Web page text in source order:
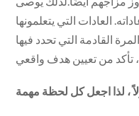
العادات التي يتعلمونها
القادمة التي تحدد فيها